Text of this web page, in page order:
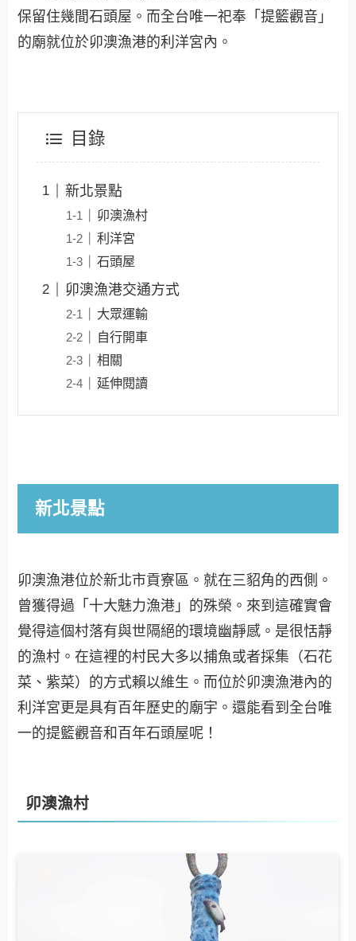
保留住幾間石頭屋。而全台唯一祀奉「提籃觀音」
的廟就位於卯澳漁港的利洋宮內。
目錄
新北景點
卯澳漁村
利洋宮
石頭屋
卯澳漁港交通方式
大眾運輸
自行開車
相關
延伸閱讀
新北景點
卯澳漁港位於新北市貢寮區。就在三貂角的西側。
曾獲得過「十大魅力漁港」的殊榮。來到這確實會
覺得這個村落有與世隔絕的環境幽靜感。是很恬靜
的漁村。在這裡的村民大多以捕魚或者採集（石花
菜、紫菜）的方式賴以維生。而位於卯澳漁港內的
利洋宮更是具有百年歷史的廟宇。還能看到全台唯
一的提籃觀音和百年石頭屋呢！
卯澳漁村